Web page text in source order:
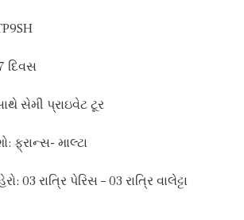
દિવસ
સેમી પ્રાઇવેટ ટૂર
ફ્રાન્સ- માલ્ટા
03 રાત્રિ પેરિસ – 03 રાત્રિ વાલેટ્ટા